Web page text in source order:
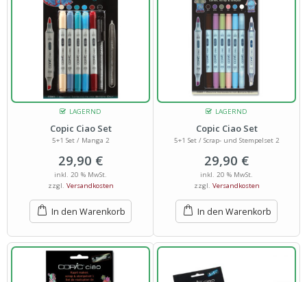
LAGERND
Copic Ciao Set
5+1 Set / Manga 2
29,90 €
inkl. 20 % MwSt.
zzgl. Versandkosten
In den Warenkorb
LAGERND
Copic Ciao Set
5+1 Set / Scrap- und Stempelset 2
29,90 €
inkl. 20 % MwSt.
zzgl. Versandkosten
In den Warenkorb